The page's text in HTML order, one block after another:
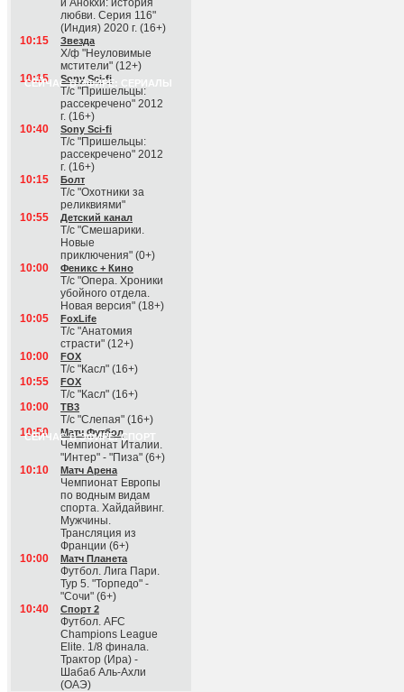
и Анокхи: история
любви. Серия 116"
(Индия) 2020 г. (16+)
10:15
Звезда
Х/ф "Неуловимые
мстители" (12+)
СЕЙЧАС В ЭФИРЕ: СЕРИАЛЫ
10:15 Sony Sci-fi
Т/с "Пришельцы:
рассекречено" 2012
г. (16+)
10:40
Sony Sci-fi
Т/с "Пришельцы:
рассекречено" 2012
г. (16+)
10:15
Болт
Т/с "Охотники за
реликвиями"
10:55
Детский канал
Т/с "Смешарики.
Новые
приключения" (0+)
10:00
Феникс + Кино
Т/с "Опера. Хроники
убойного отдела.
Новая версия" (18+)
10:05
FoxLife
Т/с "Анатомия
страсти" (12+)
10:00
FOX
Т/с "Касл" (16+)
10:55
FOX
Т/с "Касл" (16+)
10:00
ТВ3
Т/с "Слепая" (16+)
СЕЙЧАС В ЭФИРЕ: СПОРТ
10:50 Матч Футбол
Чемпионат Италии.
"Интер" - "Пиза" (6+)
10:10
Матч Арена
Чемпионат Европы
по водным видам
спорта. Хайдайвинг.
Мужчины.
Трансляция из
Франции (6+)
10:00
Матч Планета
Футбол. Лига Пари.
Тур 5. "Торпедо" -
"Сочи" (6+)
10:40
Спорт 2
Футбол. AFC
Champions League
Elite. 1/8 финала.
Трактор (Ира) -
Шабаб Аль-Ахли
(ОАЭ)